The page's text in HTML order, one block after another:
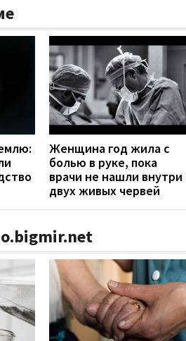
Женщина год жила с
болью в руке, пока
врачи не нашли внутри
двух живых червей